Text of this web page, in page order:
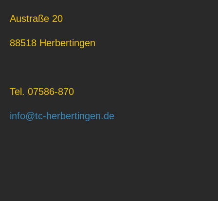
Austraße 20
88518 Herbertingen
Tel. 07586-870
info@tc-herbertingen.de